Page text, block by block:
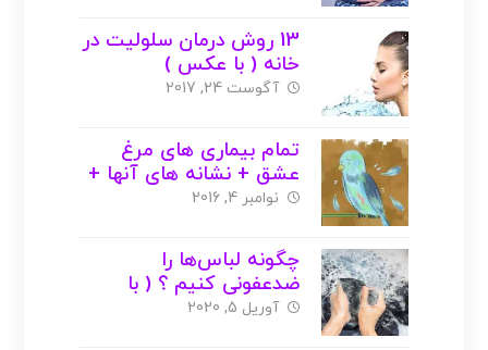
13 روش درمان سلولیت در
خانه ( با عکس )
آگوست 24, 2017
تمام بیماری های مرغ
عشق + نشانه های آنها +
عکس
نوامبر 4, 2016
چگونه لباس‌ها را
ضدعفونی کنیم ؟ ( با
عکس )
آوریل 5, 2020